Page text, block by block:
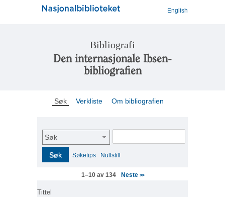
English
Bibliografi
Den internasjonale Ibsen-
bibliografien
Søk Verkliste Om bibliografien
Søk
Søk Søketips Nullstill
1–10 av 134 Neste >>
Tittel